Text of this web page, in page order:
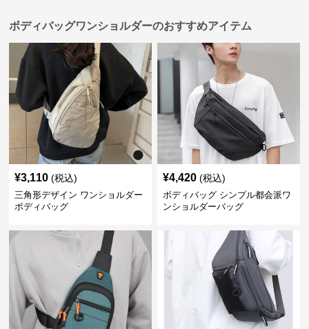
ボディバッグワンショルダーのおすすめアイテム
¥3,110 (税込)
三角形デザイン ワンショルダー
ボディバッグ
¥4,420 (税込)
ボディバッグ シンプル都会派ワ
ンショルダーバッグ